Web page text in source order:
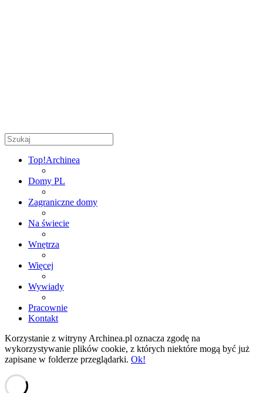
Top!Archinea
Domy PL
Zagraniczne domy
Na świecie
Wnętrza
Więcej
Wywiady
Pracownie
Kontakt
Korzystanie z witryny Archinea.pl oznacza zgodę na
wykorzystywanie plików cookie, z których niektóre mogą być już
zapisane w folderze przeglądarki. Ok!